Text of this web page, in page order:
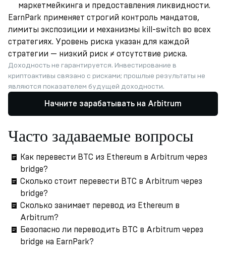
маркетмейкинга и предоставления ликвидности.
EarnPark применяет строгий контроль мандатов,
лимиты экспозиции и механизмы kill-switch во всех
стратегиях. Уровень риска указан для каждой
стратегии — низкий риск ≠ отсутствие риска.
Доходность не гарантируется. Инвестирование в
криптоактивы связано с рисками; прошлые результаты не
являются показателем будущей доходности.
Начните зарабатывать на Arbitrum
Часто задаваемые вопросы
Как перевести BTC из Ethereum в Arbitrum через
bridge?
Сколько стоит перевести BTC в Arbitrum через
bridge?
Сколько занимает перевод из Ethereum в
Arbitrum?
Безопасно ли переводить BTC в Arbitrum через
bridge на EarnPark?